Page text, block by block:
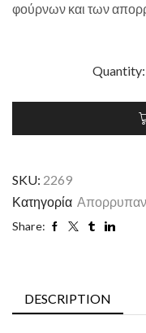
φούρνων και των
SKU: 2269
Κατηγορία
Share:
DESCRIPTION